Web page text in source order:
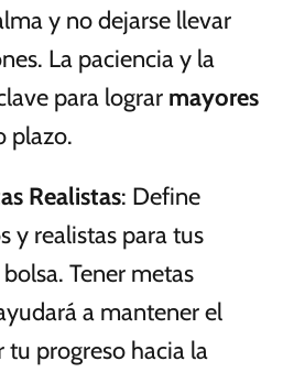
y no dejarse llevar
La paciencia y la
para lograr mayores
plazo.
Realistas: Define
y realistas para tus
Tener metas
a mantener el
progreso hacia la